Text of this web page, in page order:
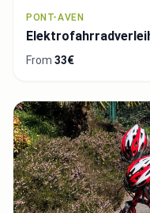
PONT-AVEN
From 33€